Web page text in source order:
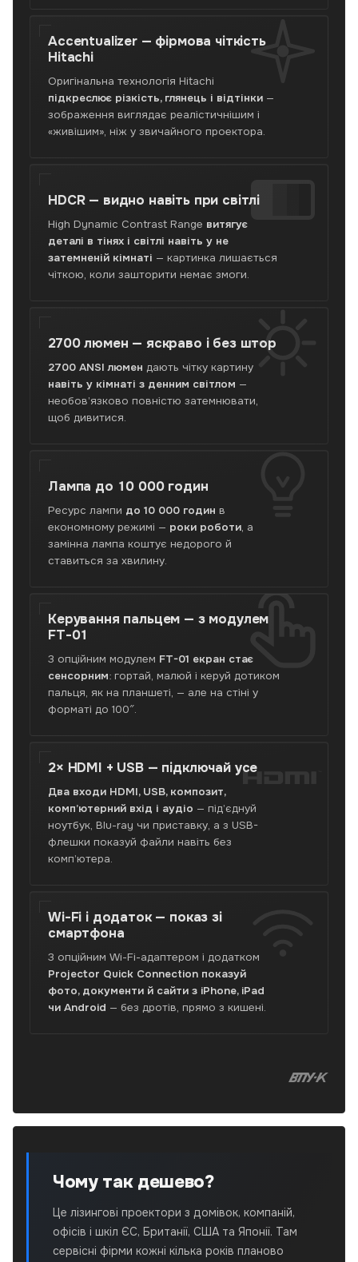
Accentualizer — фірмова чіткість
Hitachi
Оригінальна технологія Hitachi
підкреслює різкість, глянець і відтінки —
зображення виглядає реалістичнішим і
«живішим», ніж у звичайного проектора.
HDCR — видно навіть при світлі
High Dynamic Contrast Range витягує
деталі в тінях і світлі навіть у не
затемненій кімнаті — картинка лишається
чіткою, коли зашторити немає змоги.
2700 люмен — яскраво і без штор
2700 ANSI люмен дають чітку картину
навіть у кімнаті з денним світлом —
необов’язково повністю затемнювати,
щоб дивитися.
Лампа до 10 000 годин
Ресурс лампи до 10 000 годин в
економному режимі — роки роботи, а
замінна лампа коштує недорого й
ставиться за хвилину.
Керування пальцем — з модулем
FT-01
З опційним модулем FT-01 екран стає
сенсорним: гортай, малюй і керуй дотиком
пальця, як на планшеті, — але на стіні у
форматі до 100″.
2× HDMI + USB — підключай усе
Два входи HDMI, USB, композит,
комп’ютерний вхід і аудіо — під’єднуй
ноутбук, Blu-ray чи приставку, а з USB-
флешки показуй файли навіть без
комп’ютера.
Wi-Fi і додаток — показ зі
смартфона
З опційним Wi-Fi-адаптером і додатком
Projector Quick Connection показуй
фото, документи й сайти з iPhone, iPad
чи Android — без дротів, прямо з кишені.
Чому так дешево?
Це лізингові проектори з домівок, компаній,
офісів і шкіл ЄС, Британії, США та Японії. Там
сервісні фірми кожні кілька років планово